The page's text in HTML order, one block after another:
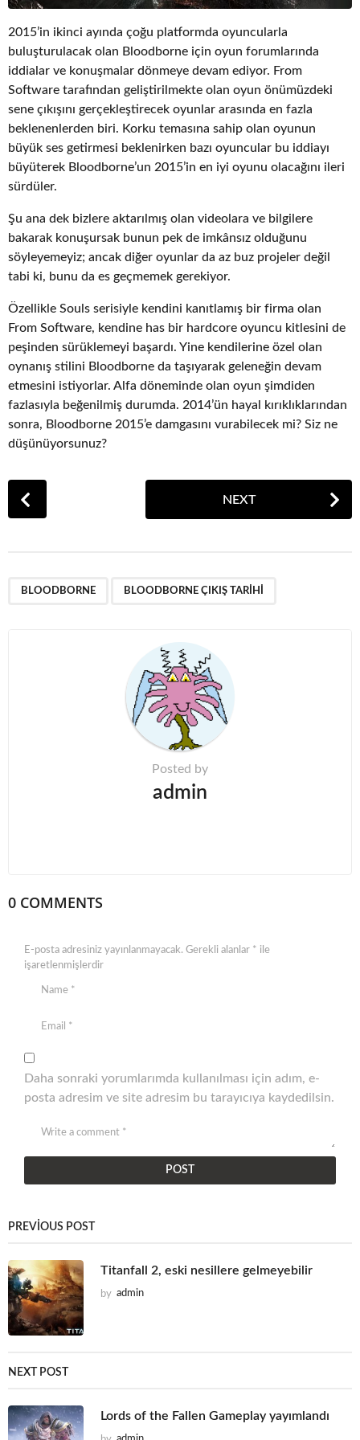
2015’in ikinci ayında çoğu platformda oyuncularla
buluşturulacak olan Bloodborne için oyun forumlarında
iddialar ve konuşmalar dönmeye devam ediyor. From
Software tarafından geliştirilmekte olan oyun önümüzdeki
sene çıkışını gerçekleştirecek oyunlar arasında en fazla
beklenenlerden biri. Korku temasına sahip olan oyunun
büyük ses getirmesi beklenirken bazı oyuncular bu iddiayı
büyüterek Bloodborne’un 2015’in en iyi oyunu olacağını ileri
sürdüler.
Şu ana dek bizlere aktarılmış olan videolara ve bilgilere
bakarak konuşursak bunun pek de imkânsız olduğunu
söyleyemeyiz; ancak diğer oyunlar da az buz projeler değil
tabi ki, bunu da es geçmemek gerekiyor.
Özellikle Souls serisiyle kendini kanıtlamış bir firma olan
From Software, kendine has bir hardcore oyuncu kitlesini de
peşinden sürüklemeyi başardı. Yine kendilerine özel olan
oynanış stilini Bloodborne da taşıyarak geleneğin devam
etmesini istiyorlar. Alfa döneminde olan oyun şimdiden
fazlasıyla beğenilmiş durumda. 2014’ün hayal kırıklıklarından
sonra, Bloodborne 2015’e damgasını vurabilecek mi? Siz ne
düşünüyorsunuz?
NEXT
BLOODBORNE BLOODBORNE ÇIKIŞ TARIHI
Posted by
admin
0 COMMENTS
E-posta adresiniz yayınlanmayacak. Gerekli alanlar * ile
işaretlenmişlerdir
Daha sonraki yorumlarımda kullanılması için adım, e-
posta adresim ve site adresim bu tarayıcıya kaydedilsin.
PREVIOUS POST
Titanfall 2, eski nesillere gelmeyebilir
by admin
NEXT POST
Lords of the Fallen Gameplay yayımlandı